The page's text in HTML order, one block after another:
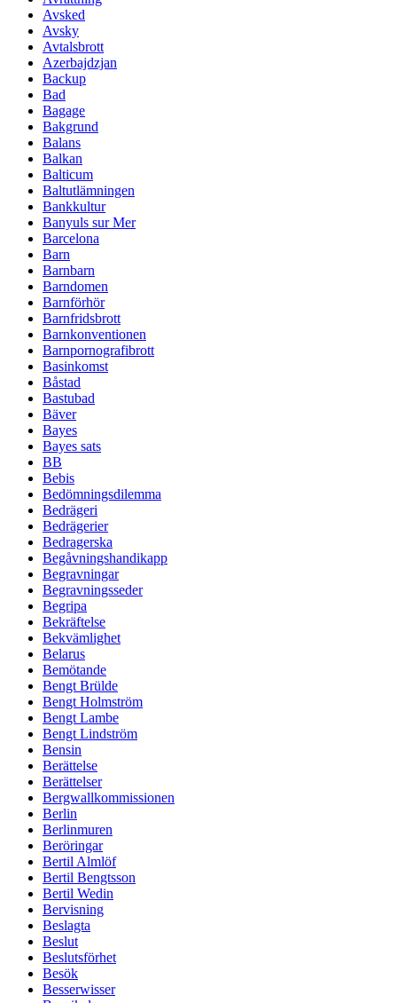
Avsked
Avsky
Avtalsbrott
Azerbajdzjan
Backup
Bad
Bagage
Bakgrund
Balans
Balkan
Balticum
Baltutlämningen
Bankkultur
Banyuls sur Mer
Barcelona
Barn
Barnbarn
Barndomen
Barnförhör
Barnfridsbrott
Barnkonventionen
Barnpornografibrott
Basinkomst
Båstad
Bastubad
Bäver
Bayes
Bayes sats
BB
Bebis
Bedömningsdilemma
Bedrägeri
Bedrägerier
Bedragerska
Begåvningshandikapp
Begravningar
Begravningsseder
Begripa
Bekräftelse
Bekvämlighet
Belarus
Bemötande
Bengt Brülde
Bengt Holmström
Bengt Lambe
Bengt Lindström
Bensin
Berättelse
Berättelser
Bergwallkommissionen
Berlin
Berlinmuren
Beröringar
Bertil Almlöf
Bertil Bengtsson
Bertil Wedin
Bervisning
Beslagta
Beslut
Beslutsförhet
Besök
Besserwisser